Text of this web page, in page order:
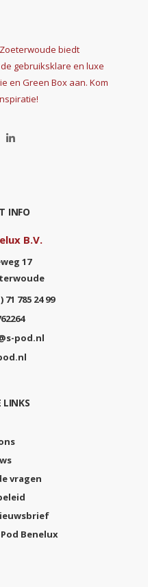
biedt
gebruiksklare en luxe
en Green Box aan. Kom
INFO
B.V.
17
71 785 24 99
pod.nl
LINKS
vragen
Benelux